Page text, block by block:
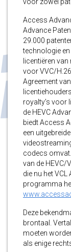
Access
Advance
29.000
technologie
licentiëren van
voor VVC/
Agreement
royalty’s voor
de HEVC
biedt Access
een
codecs
van de HEVC/
die nu het
programma
Deze
brontaal.
moeten
als enige